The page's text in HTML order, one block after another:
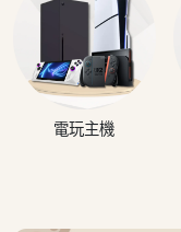
電玩主機